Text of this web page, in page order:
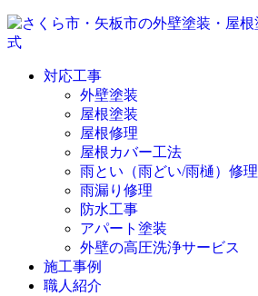
対応工事
外壁塗装
屋根塗装
屋根修理
屋根カバー工法
雨とい（雨どい/雨樋）修理
雨漏り修理
防水工事
アパート塗装
外壁の高圧洗浄サービス
施工事例
職人紹介